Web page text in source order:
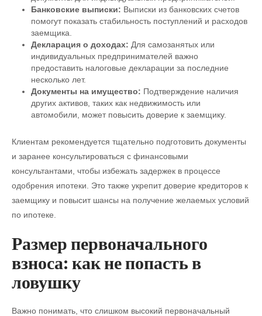
Банковские выписки: Выписки из банковских счетов
помогут показать стабильность поступлений и расходов
заемщика.
Декларация о доходах: Для самозанятых или
индивидуальных предпринимателей важно
предоставить налоговые декларации за последние
несколько лет.
Документы на имущество: Подтверждение наличия
других активов, таких как недвижимость или
автомобили, может повысить доверие к заемщику.
Клиентам рекомендуется тщательно подготовить документы
и заранее консультироваться с финансовыми
консультантами, чтобы избежать задержек в процессе
одобрения ипотеки. Это также укрепит доверие кредиторов к
заемщику и повысит шансы на получение желаемых условий
по ипотеке.
Размер первоначального
взноса: как не попасть в
ловушку
Важно понимать, что слишком высокий первоначальный